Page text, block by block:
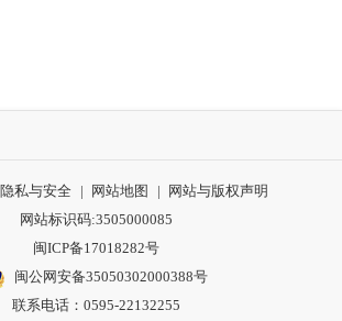
隐私与安全 | 网站地图 |
网站与版权声明
网站标识码:3505000085
闽ICP备17018282号
闽公网安备35050302000388号
联系电话：0595-22132255